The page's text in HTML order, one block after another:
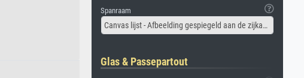
Spanraam
Canvas lijst - Afbeelding gespiegeld aan de zijkant
Glas & Passepartout